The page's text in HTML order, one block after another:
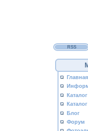
RSS
Каталог
Блог
Форум